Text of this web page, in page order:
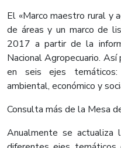
El «Marco maestro rural y
de áreas y un marco de
2017 a partir de la
Nacional Agropecuario.
en seis ejes temáticos:
ambiental, económico y
Consulta más de la Mesa
Anualmente se actualiza